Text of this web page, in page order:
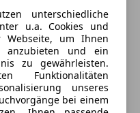
System
Seite
Assistent
& Co
unterschiedliche
u.a. Cookies und
Webseite, um Ihnen
anzubieten und ein
zu gewährleisten.
Funktionalitäten
unseres
bei einem